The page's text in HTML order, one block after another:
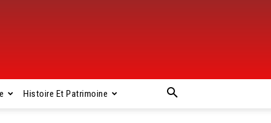
Histoire Et Patrimoine